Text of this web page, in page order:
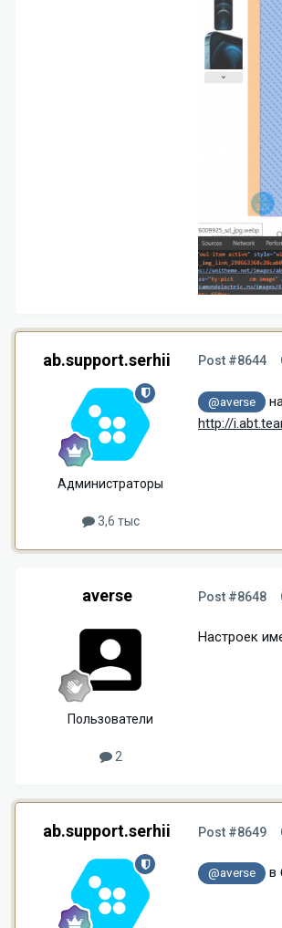
ab.support.serhii
Администраторы
3,6 тыс
Post #8644
@averse
http://
averse
Пользователи
2
Post #8648
Настроек
ab.support.serhii Post #8649
@averse в